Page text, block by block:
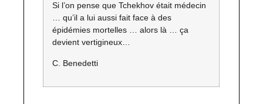
Si l’on pense que Tchekhov était médecin
… qu’il a lui aussi fait face à des
épidémies mortelles … alors là … ça
devient vertigineux…
C. Benedetti